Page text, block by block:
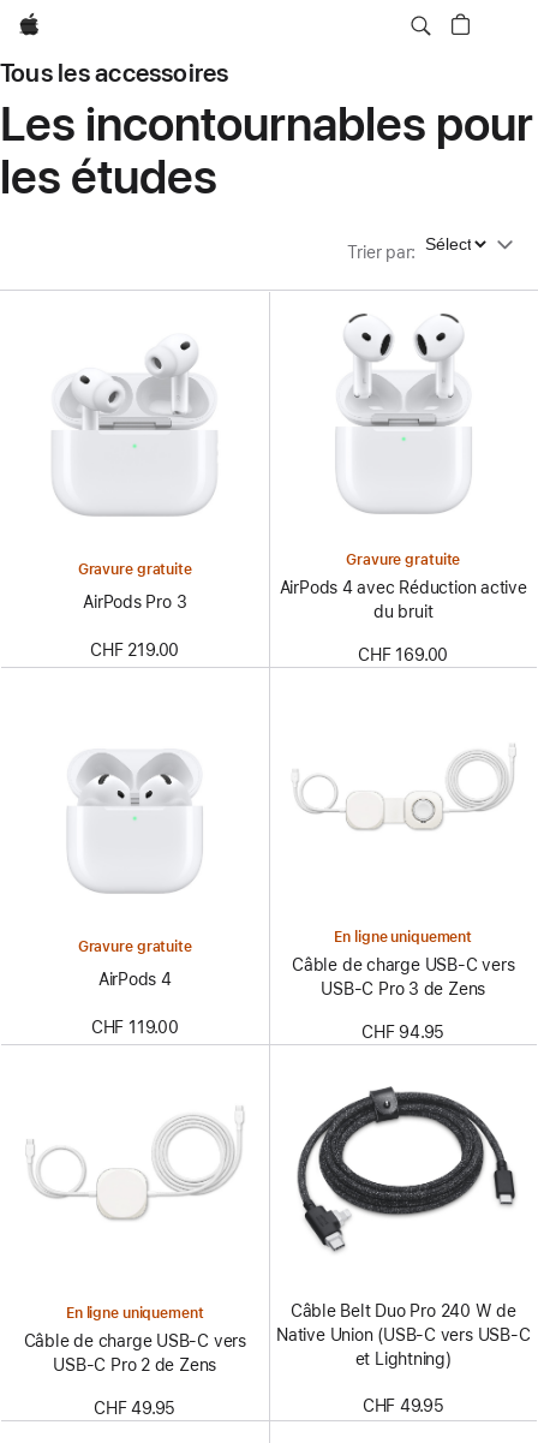
Apple
Tous les accessoires
Les incontournables pour
les études
Trier par: Trier par
Gravure gratuite
AirPods Pro 3
CHF 219.00
Gravure gratuite
AirPods 4 avec Réduction active
du bruit
CHF 169.00
Gravure gratuite
AirPods 4
CHF 119.00
En ligne uniquement
Câble de charge USB-C vers
USB-C Pro 3 de Zens
CHF 94.95
En ligne uniquement
Câble de charge USB-C vers
USB-C Pro 2 de Zens
CHF 49.95
Câble Belt Duo Pro 240 W de
Native Union (USB-C vers USB-C
et Lightning)
CHF 49.95